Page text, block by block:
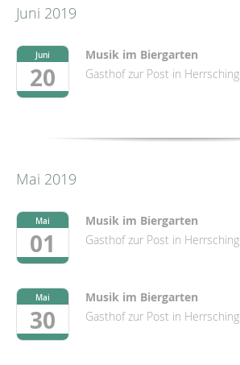
Juni 2019
Juni
20
Musik im Biergarten
Gasthof zur Post in Herrsching
Mai 2019
Mai
01
Musik im Biergarten
Gasthof zur Post in Herrsching
Mai
30
Musik im Biergarten
Gasthof zur Post in Herrsching